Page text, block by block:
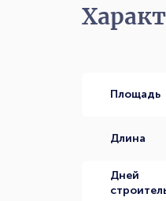
Площадь
Длина
Дней